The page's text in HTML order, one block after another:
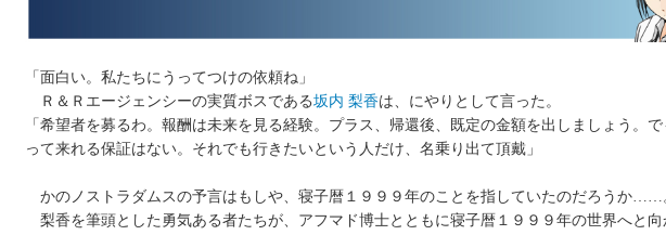
「面白い。私たちにうってつけの依頼ね」
Ｒ＆Ｒエージェンシーの実質ボスである坂内 梨香は、にやりとして言った。
「希望者を募るわ。報酬は未来を見る経験。プラス、帰還後、既定の金額を出しましょう。
って来れる保証はない。それでも行きたいという人だけ、名乗り出て頂戴」
かのノストラダムスの予言はもしや、寝子暦１９９９年のことを指していたのだろうか……
梨香を筆頭とした勇気ある者たちが、アフマド博士とともに寝子暦１９９９年の世界へと